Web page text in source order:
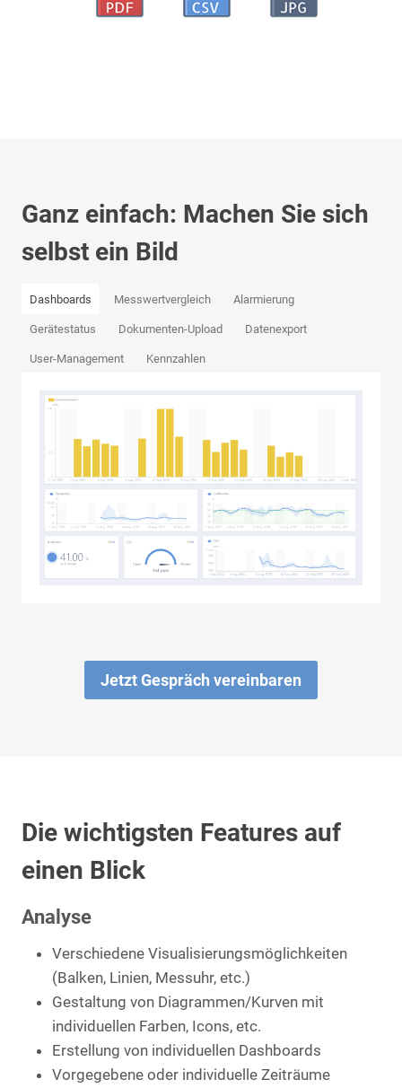
Ganz einfach: Machen Sie sich
selbst ein Bild
Dashboards Messwertvergleich Alarmierung
Gerätestatus Dokumenten-Upload Datenexport
User-Management Kennzahlen
Jetzt Gespräch vereinbaren
Die wichtigsten Features auf
einen Blick
Analyse
Verschiedene Visualisierungsmöglichkeiten
(Balken, Linien, Messuhr, etc.)
Gestaltung von Diagrammen/Kurven mit
individuellen Farben, Icons, etc.
Erstellung von individuellen Dashboards
Vorgegebene oder individuelle Zeiträume